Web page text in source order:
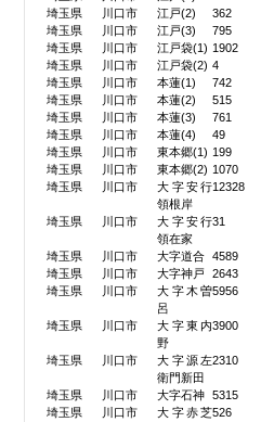
埼玉県
川口市 江戸(2) 362
埼玉県
川口市 江戸(3) 795
埼玉県
川口市 江戸袋(1) 1902
埼玉県
川口市 江戸袋(2) 4
埼玉県
川口市 本蓮(1) 742
埼玉県
川口市 本蓮(2) 515
埼玉県
川口市 本蓮(3) 761
埼玉県
川口市 本蓮(4) 49
埼玉県
川口市 東本郷(1) 199
埼玉県
川口市 東本郷(2) 1070
埼玉県
川口市
大字安行
領根岸
12328
埼玉県 川口市
大字安行
領在家
31
埼玉県 川口市 大字道合 4589
埼玉県
川口市 大字神戸 2643
埼玉県
川口市
大字木曽
呂
5956
埼玉県 川口市
大字東内
野
3900
埼玉県 川口市
大字源左
衛門新田
2310
埼玉県 川口市 大字石神 5315
埼玉県
川口市
大字赤芝526